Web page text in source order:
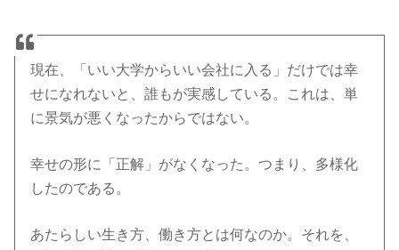
現在、「いい大学からいい会社に入る」だけでは幸
せになれないと、誰もが実感している。これは、単
に景気が悪くなったからではない。
幸せの形に「正解」がなくなった。つまり、多様化
したのである。
あたらしい生き方、働き方とは何なのか。それを、